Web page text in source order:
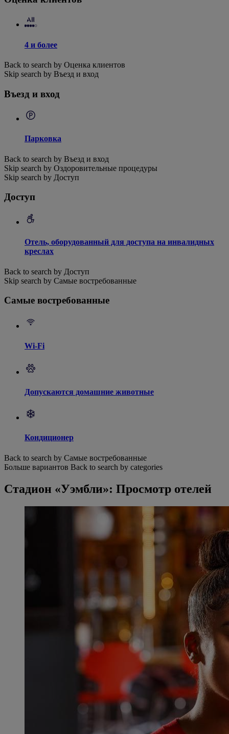
4 и более
Back to search by Оценка клиентов
Skip search by Въезд и вход
Въезд и вход
Парковка
Back to search by Въезд и вход
Skip search by Оздоровительные процедуры
Skip search by Доступ
Доступ
Отель, оборудованный для доступа на инвалидных
креслах
Back to search by Доступ
Skip search by Самые востребованные
Самые востребованные
Wi-Fi
Допускаются домашние животные
Кондиционер
Back to search by Самые востребованные
Больше вариантов Back to search by categories
Стадион «Уэмбли»: Просмотр отелей